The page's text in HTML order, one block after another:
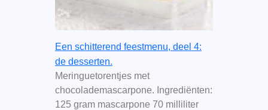
Een schitterend feestmenu, deel 4:
de desserten.
Meringuetorentjes met
chocolademascarpone. Ingrediënten:
125 gram mascarpone 70 milliliter